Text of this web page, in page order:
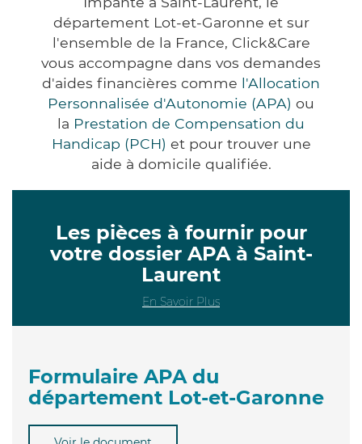
département Lot-et-Garonne et sur
l'ensemble de la France, Click&Care
vous accompagne dans vos demandes
d'aides financières comme l'Allocation
Personnalisée d'Autonomie (APA) ou
la Prestation de Compensation du
Handicap (PCH) et pour trouver une
aide à domicile qualifiée.
Les pièces à fournir pour
votre dossier APA à Saint-
Laurent
En Savoir Plus
Formulaire APA du
département Lot-et-Garonne